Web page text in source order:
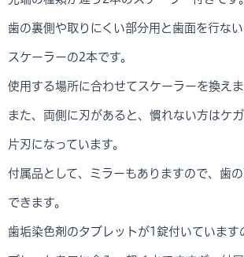
歯の裏側や取りにくい部分用と歯面を行な
スケーラーの2本です。
使用する場所に合わせてスケーラーを換えま
また、両側に刃があると、慣れない方はケガ
片刃になっています。
付属品として、ミラーもありますので、歯
できます。
歯垢染色剤のタブレットが1錠付いています